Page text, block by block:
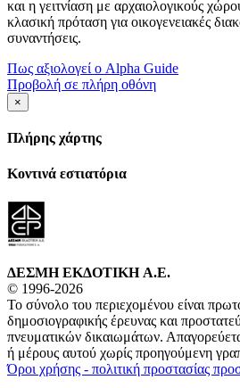
και η γειτνίαση με αρχαιολογικούς
κλασική πρόταση για οικογενειακές
συναντήσεις.
Πως αξιολογεί ο Alpha Guide
Προβολή σε πλήρη οθόνη
×
Πλήρης χάρτης
Κοντινά εστιατόρια
ΔΕΣΜΗ ΕΚΔΟΤΙΚΗ A.E.
© 1996-2026
Το σύνολο του περιεχομένου είναι
δημοσιογραφικής έρευνας και
πνευματικών δικαιωμάτων.
ή μέρους αυτού χωρίς προηγούμενη
Όροι χρήσης - πολιτική προστασίας